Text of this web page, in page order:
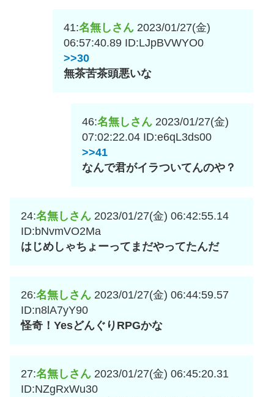
41:名無しさん 2023/01/27(金)
06:57:40.89 ID:LJpBVWYO0
>>30
無茶苦茶頭悪いな
46:名無しさん 2023/01/27(金)
07:02:22.04 ID:e6qL3ds00
>>41
なんで君がイラついてんのや？
24:名無しさん 2023/01/27(金) 06:42:55.14
ID:bNvmVO2Ma
はじめしゃちょーってまだやってたんだ
26:名無しさん 2023/01/27(金) 06:44:59.57
ID:n8lA7yY90
怪奇！YesどんぐりRPGかな
27:名無しさん 2023/01/27(金) 06:45:20.31
ID:NZgRxWu30